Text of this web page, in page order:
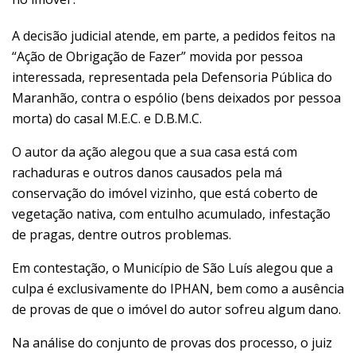
A decisão judicial atende, em parte, a pedidos feitos na
“Ação de Obrigação de Fazer” movida por pessoa
interessada, representada pela Defensoria Pública do
Maranhão, contra o espólio (bens deixados por pessoa
morta) do casal M.E.C. e D.B.M.C.
O autor da ação alegou que a sua casa está com
rachaduras e outros danos causados pela má
conservação do imóvel vizinho, que está coberto de
vegetação nativa, com entulho acumulado, infestação
de pragas, dentre outros problemas.
Em contestação, o Município de São Luís alegou que a
culpa é exclusivamente do IPHAN, bem como a ausência
de provas de que o imóvel do autor sofreu algum dano.
Na análise do conjunto de provas dos processo, o juiz